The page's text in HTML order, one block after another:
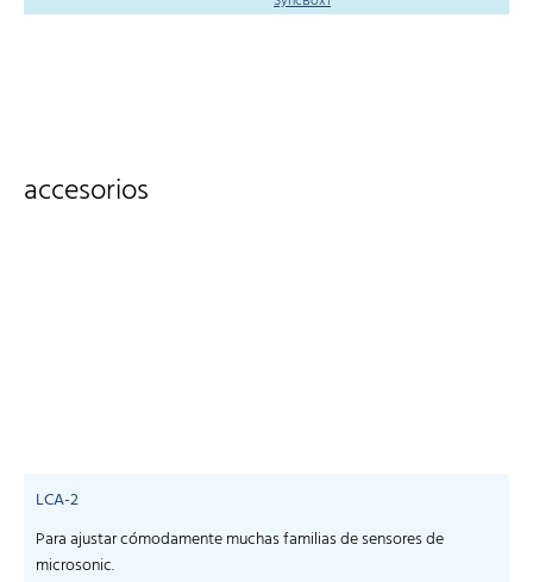
accesorios
LCA-2
Para ajustar cómodamente muchas familias de sensores de
microsonic.